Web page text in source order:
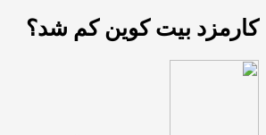
کارمزد بیت کوین کم شد؟